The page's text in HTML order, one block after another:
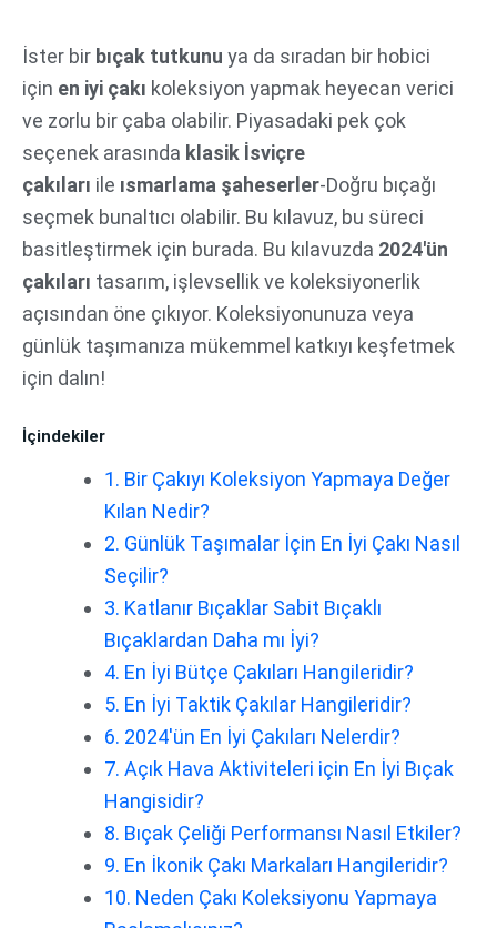
atlaİster bir bıçak tutkunu ya da sıradan bir hobici
için en iyi çakı koleksiyon yapmak heyecan verici
ve zorlu bir çaba olabilir. Piyasadaki pek çok
seçenek arasında klasik İsviçre
çakıları ile ısmarlama şaheserler-Doğru bıçağı
seçmek bunaltıcı olabilir. Bu kılavuz, bu süreci
basitleştirmek için burada. Bu kılavuzda 2024'ün
çakıları tasarım, işlevsellik ve koleksiyonerlik
açısından öne çıkıyor. Koleksiyonunuza veya
günlük taşımanıza mükemmel katkıyı keşfetmek
için dalın!
İçindekiler
1. Bir Çakıyı Koleksiyon Yapmaya Değer
Kılan Nedir?
2. Günlük Taşımalar İçin En İyi Çakı Nasıl
Seçilir?
3. Katlanır Bıçaklar Sabit Bıçaklı
Bıçaklardan Daha mı İyi?
4. En İyi Bütçe Çakıları Hangileridir?
5. En İyi Taktik Çakılar Hangileridir?
6. 2024'ün En İyi Çakıları Nelerdir?
7. Açık Hava Aktiviteleri için En İyi Bıçak
Hangisidir?
8. Bıçak Çeliği Performansı Nasıl Etkiler?
9. En İkonik Çakı Markaları Hangileridir?
10. Neden Çakı Koleksiyonu Yapmaya